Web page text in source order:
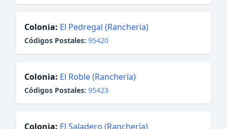
Colonia: El Pedregal (Ranchería)
Códigos Postales: 95420
Colonia: El Roble (Ranchería)
Códigos Postales: 95423
Colonia: El Saladero (Ranchería)